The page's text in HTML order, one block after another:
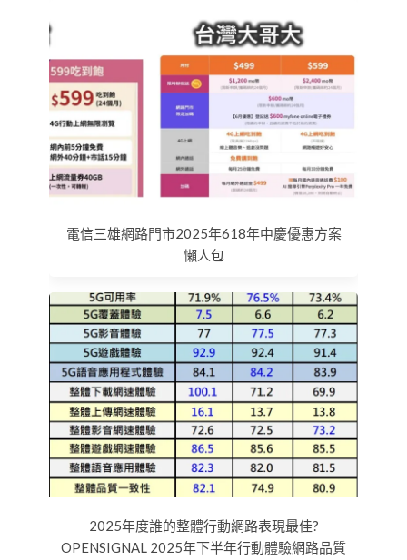
電信三雄網路門市2025年618年中慶優惠方案
懶人包
2025年度誰的整體行動網路表現最佳?
OPENSIGNAL 2025年下半年行動體驗網路品質